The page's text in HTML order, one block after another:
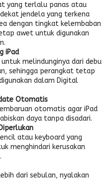
yang terlalu panas atau
jendela yang terkena
dengan tingkat kelembaban
awet untuk digunakan
iPad
melindunginya dari debu
sehingga perangkat tetap
dalam Digital
Otomatis
otomatis agar iPad
daya tanpa disadari.
atau keyboard yang
menghindari kerusakan
dari sebulan, nyalakan